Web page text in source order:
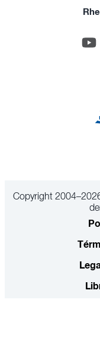
Copyright